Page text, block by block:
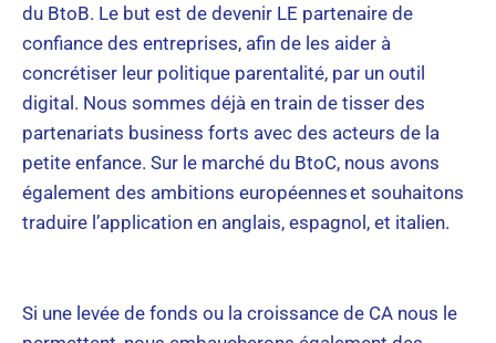
du BtoB. Le but est de devenir LE partenaire de
confiance des entreprises, afin de les aider à
concrétiser leur politique parentalité, par un outil
digital. Nous sommes déjà en train de tisser des
partenariats business forts avec des acteurs de la
petite enfance. Sur le marché du BtoC, nous avons
également des ambitions européennes et souhaitons
traduire l’application en anglais, espagnol, et italien.
Si une levée de fonds ou la croissance de CA nous le